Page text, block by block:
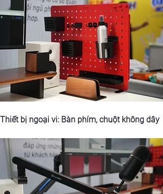
Thiết bị ngoại vi: Bàn phím, chuột không dây